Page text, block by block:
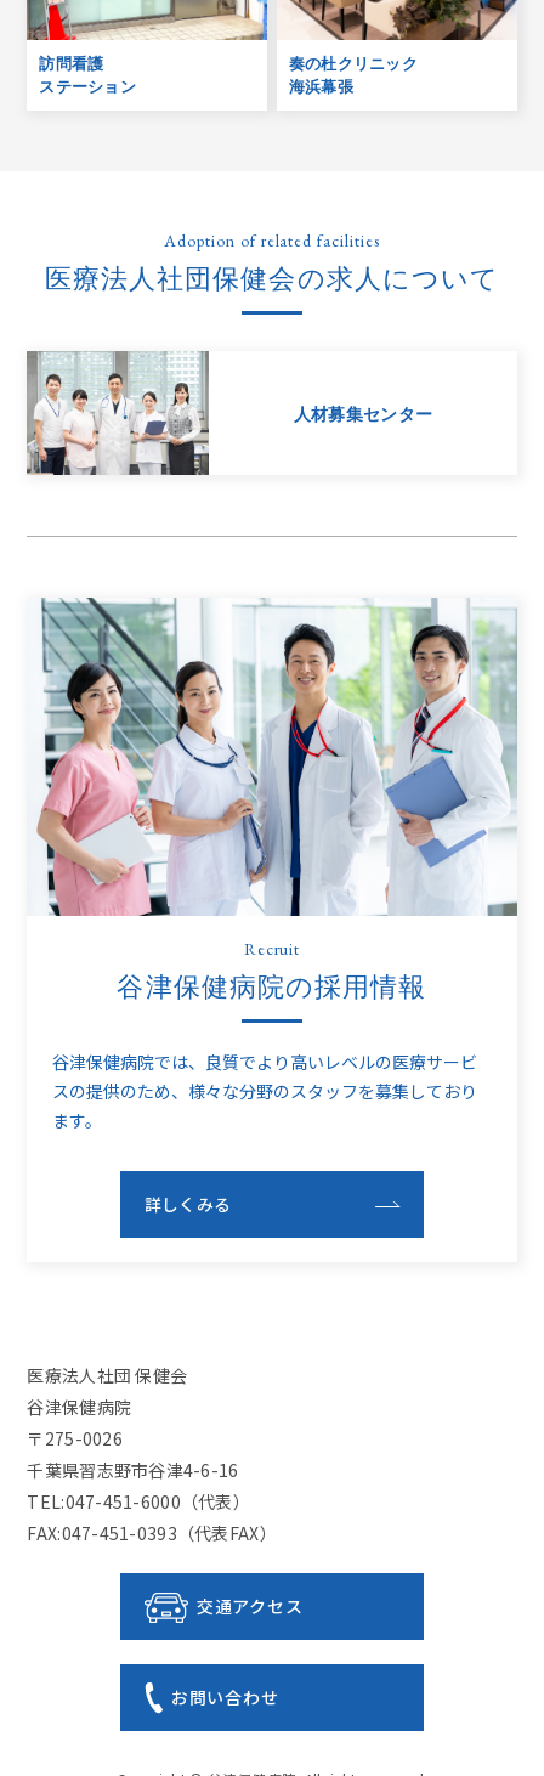
訪問看護
ステーション
奏の杜クリニック
海浜幕張
Adoption of related facilities
医療法人社団保健会の求人について
人材募集センター
Recruit
谷津保健病院の採用情報
谷津保健病院では、良質でより高いレベルの医療サービ
スの提供のため、 様々な分野のスタッフを募集しており
ます。
詳しくみる
医療法人社団 保健会
谷津保健病院
〒275-0026
千葉県習志野市谷津4-6-16
TEL:047-451-6000（代表）
FAX:047-451-0393（代表FAX）
交通アクセス
お問い合わせ